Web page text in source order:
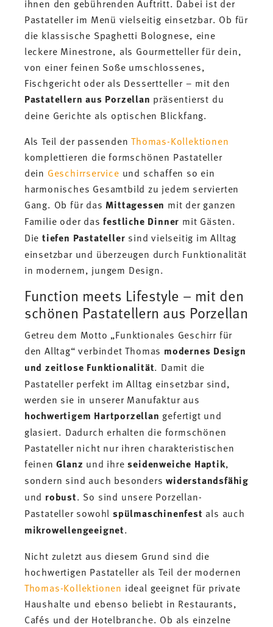
ihnen den gebührenden Auftritt. Dabei ist der
Pastateller im Menü vielseitig einsetzbar. Ob für
die klassische Spaghetti Bolognese, eine
leckere Minestrone, als Gourmetteller für dein,
von einer feinen Soße umschlossenes,
Fischgericht oder als Dessertteller – mit den
Pastatellern aus Porzellan präsentierst du
deine Gerichte als optischen Blickfang.
Als Teil der passendenThomas-Kollektionen
komplettieren die formschönen Pastateller
dein Geschirrservice und schaffen so ein
harmonisches Gesamtbild zu jedem servierten
Gang. Ob für das Mittagessen mit der ganzen
Familie oder dasfestliche Dinner mit Gästen.
Dietiefen Pastateller sind vielseitig im Alltag
einsetzbar und überzeugen durch Funktionalität
in modernem, jungem Design.
Function meets Lifestyle – mit den
schönen Pastatellern aus Porzellan
Getreu dem Motto „Funktionales Geschirr für
den Alltag“ verbindet Thomas modernes Design
und zeitlose Funktionalität. Damit die
Pastateller perfekt im Alltag einsetzbar sind,
werden sie in unserer Manufaktur aus
hochwertigem Hartporzellan gefertigt und
glasiert. Dadurch erhalten die formschönen
Pastateller nicht nur ihren charakteristischen
feinenGlanz und ihreseidenweiche Haptik,
sondern sind auch besonderswiderstandsfähig
und robust. So sind unsere Porzellan-
Pastateller sowohlspülmaschinenfest als auch
mikrowellengeeignet.
Nicht zuletzt aus diesem Grund sind die
hochwertigen Pastateller als Teil der modernen
Thomas-Kollektionen ideal geeignet für private
Haushalte und ebenso beliebt in Restaurants,
Cafés und der Hotelbranche. Ob als einzelne